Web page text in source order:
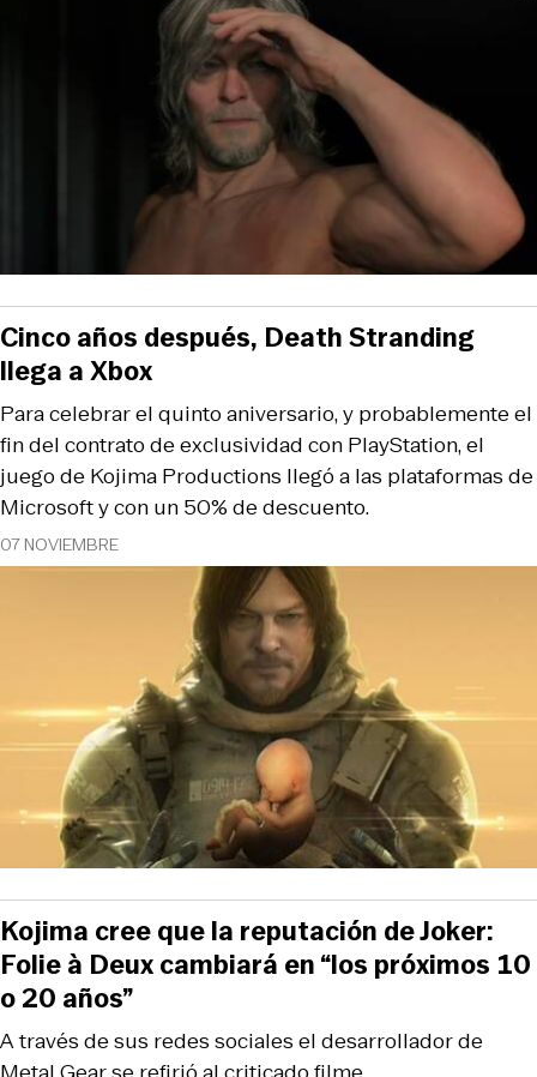
07 NOVIEMBRE
Para celebrar el quinto aniversario, y probablemente el
fin del contrato de exclusividad con PlayStation, el
juego de Kojima Productions llegó a las plataformas de
Microsoft y con un 50% de descuento.
Cinco años después, Death Stranding
llega a Xbox
A través de sus redes sociales el desarrollador de
Kojima cree que la reputación de Joker:
Folie à Deux cambiará en “los próximos 10
o 20 años”